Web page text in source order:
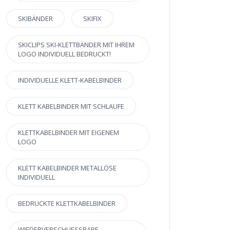
SKIBÄNDER SKIFIX
SKICLIPS SKI-KLETTBÄNDER MIT IHREM
LOGO INDIVIDUELL BEDRUCKT!
INDIVIDUELLE KLETT-KABELBINDER
KLETT KABELBINDER MIT SCHLAUFE
KLETTKABELBINDER MIT EIGENEM
LOGO
KLETT KABELBINDER METALLÖSE
INDIVIDUELL
BEDRUCKTE KLETTKABELBINDER